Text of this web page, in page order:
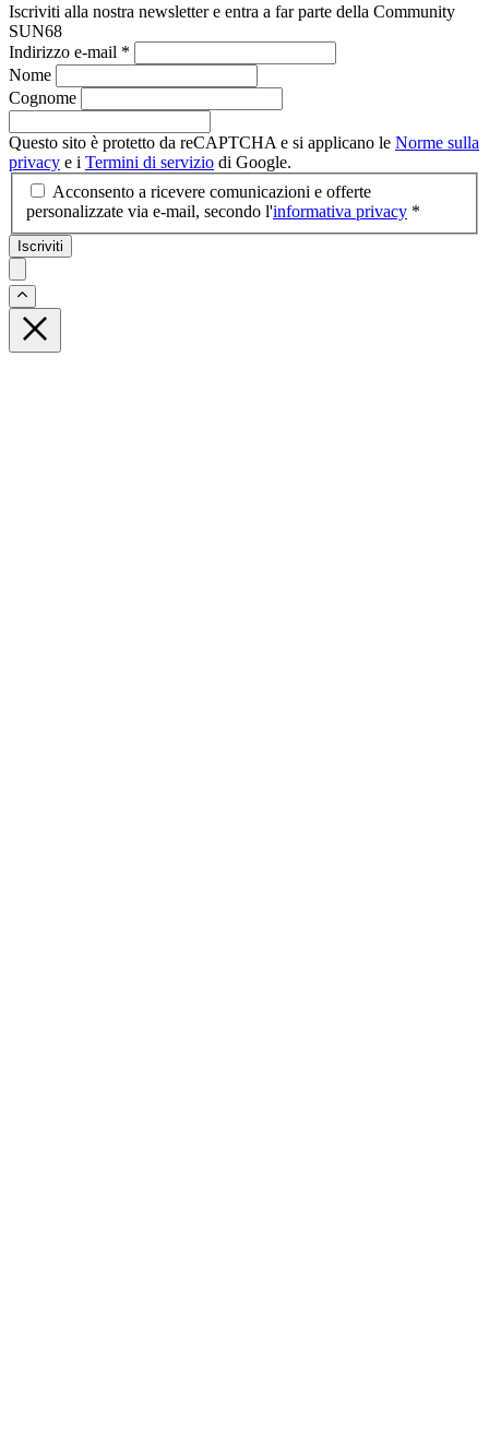
Iscriviti alla nostra newsletter e entra a far parte della Community
SUN68
Indirizzo e-mail *
Nome
Cognome
Questo sito è protetto da reCAPTCHA e si applicano le Norme sulla
privacy e i Termini di servizio di Google.
Acconsento a ricevere comunicazioni e offerte
personalizzate via e-mail, secondo l'informativa privacy *
Iscriviti